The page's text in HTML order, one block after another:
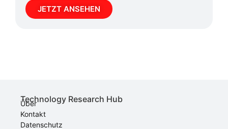
JETZT ANSEHEN
Technology Research Hub
Über
Kontakt
Datenschutz